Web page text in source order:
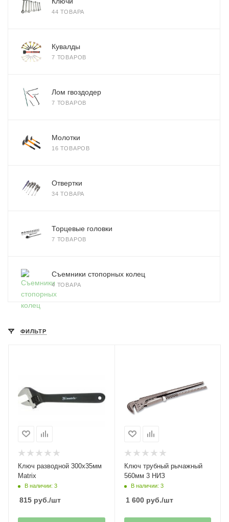
44 ТОВАРА
Кувалды
7 ТОВАРОВ
Лом гвоздодер
7 ТОВАРОВ
Молотки
16 ТОВАРОВ
Отвертки
34 ТОВАРА
Торцевые головки
7 ТОВАРОВ
Съемники стопорных колец
4 ТОВАРА
ФИЛЬТР
Ключ разводной 300х35мм
Matrix
В наличии: 3
815 руб./шт
Ключ трубный рычажный
560мм 3 НИЗ
В наличии: 3
1 600руб./шт